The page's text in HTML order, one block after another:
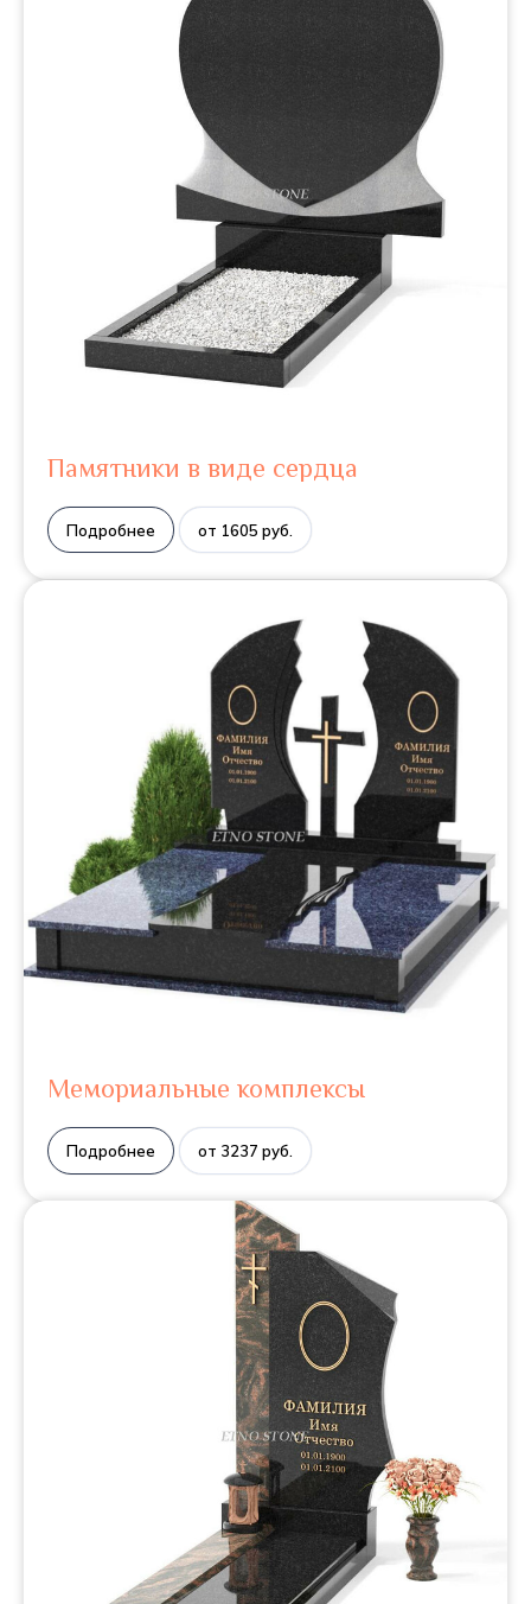
Памятники в виде сердца
Подробнее от 1605 руб.
Мемориальные комплексы
Подробнее от 3237 руб.